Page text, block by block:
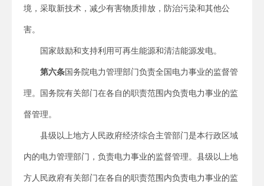
境，采取新技术，减少有害物质排放，防治污染和其他公
害。
国家鼓励和支持利用可再生能源和清洁能源发电。
第六条 国务院电力管理部门负责全国电力事业的监督管
理。国务院有关部门在各自的职责范围内负责电力事业的监
督管理。
县级以上地方人民政府经济综合主管部门是本行政区域
内的电力管理部门，负责电力事业的监督管理。县级以上地
方人民政府有关部门在各自的职责范围内负责电力事业的监